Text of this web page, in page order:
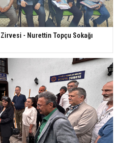
- Nurettin Topçu Sokağı